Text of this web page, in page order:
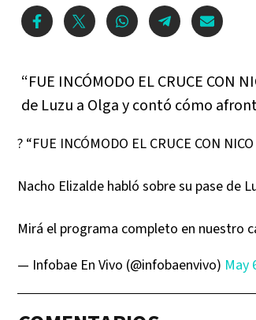
“FUE INCÓMODO EL CRUCE CON
de Luzu a Olga y contó cómo
? “FUE INCÓMODO EL CRUCE CON
Nacho Elizalde habló sobre su pase de
Mirá el programa completo en nuestro
— Infobae En Vivo (@infobaenvivo) May